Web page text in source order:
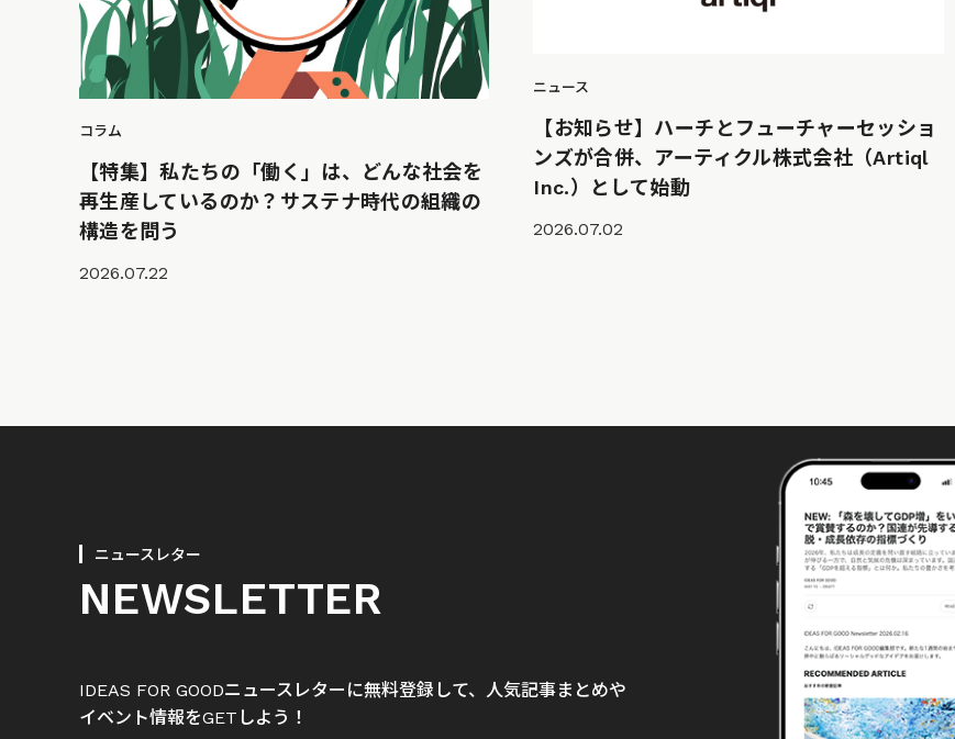
コラム
【特集】私たちの「働く」は、どんな社会を
再生産しているのか？サステナ時代の組織の
構造を問う
2026.07.22
ニュース
【お知らせ】ハーチとフューチャーセッショ
ンズが合併、アーティクル株式会社（Artiql
Inc.）として始動
2026.07.02
ニュースレター
NEWSLETTER
IDEAS FOR GOODニュースレターに無料登録して、人気記事まとめや
イベント情報をGETしよう！